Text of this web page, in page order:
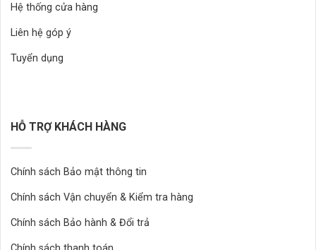
Hệ thống cửa hàng
Liên hệ góp ý
Tuyển dụng
HỖ TRỢ KHÁCH HÀNG
Chính sách Bảo mật thông tin
Chính sách Vận chuyển & Kiểm tra hàng
Chính sách Bảo hành & Đổi trả